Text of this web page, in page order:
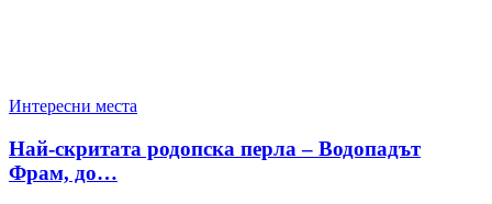
Интересни места
Най-скритата родопска перла – Водопадът
Фрам, до…